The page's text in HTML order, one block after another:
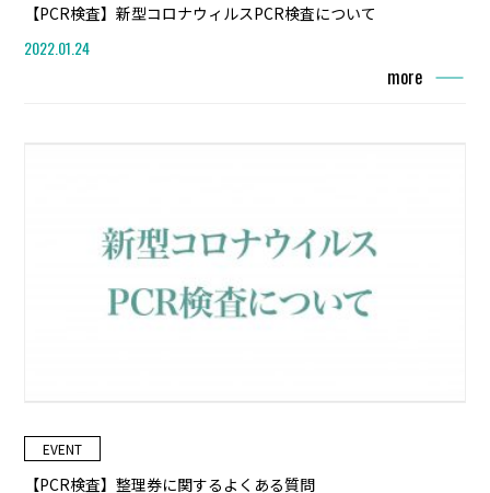
【PCR検査】新型コロナウィルスPCR検査について
2022.01.24
more
EVENT
【PCR検査】整理券に関するよくある質問